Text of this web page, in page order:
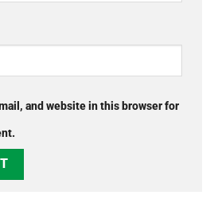
and website in this browser for